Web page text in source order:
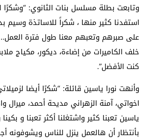
وتابعت بطلة مسلسل بنات الثانوي: “وشكرًا
استفدنا كثير منها ، شكراً للاساتذة وسيم
على صبرهم وتعبهم معنا طول فترة العمل..
خلف الكاميرات من إضاءة، ديكور، مكياج
كنت الأفضل”.
وأنهت نورا ياسين قائلة: “شكرًا أيضا
اخواتي، آمنة الزهراني مديحة أحمد، ميرال
ياسين تعبنا كثير واشتغلنا أكثر تعبنا و
بأنتظار أن هالعمل ينزل للناس ويشوفونه